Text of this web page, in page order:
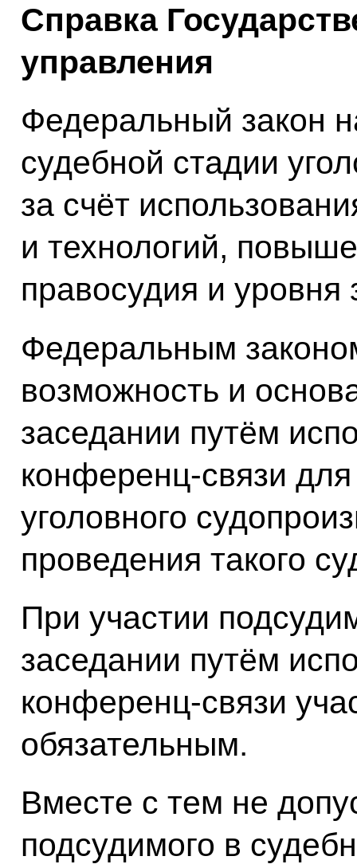
Справка
управления
Федеральный закон
судебной стадии
за счёт
и технологий,
правосудия и
Федеральным
возможность и
заседании путём
конференц-связи для
уголовного
проведения такого
При участии
заседании путём
конференц-связи
обязательным.
Вместе с тем не
подсудимого в